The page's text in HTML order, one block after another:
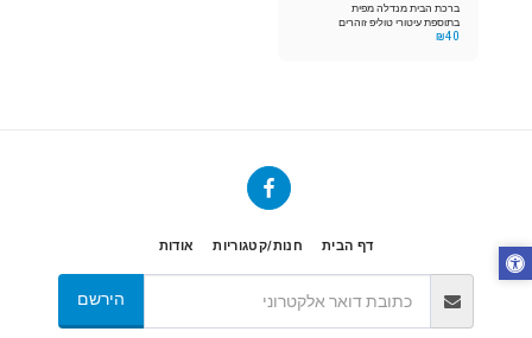
ברכת הבית מנדלה מפית
בתוספת עיטורי טוליפ זוהרים
₪40
דף הבית חנות/קטגוריות אודות
הירשם